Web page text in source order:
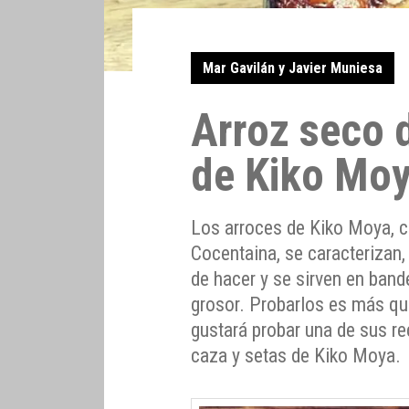
Mar Gavilán y Javier Muniesa
Arroz seco
de Kiko
Los arroces de Kiko Moya,
Cocentaina, se
de hacer y se sirven en
grosor. Probarlos es más
gustará probar una de sus
caza y setas de Kiko Moya.